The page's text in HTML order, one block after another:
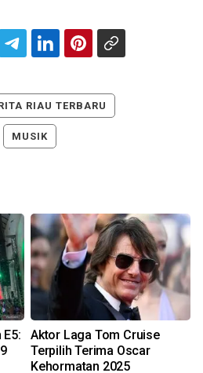
RIAU TERBARU
MUSIK
Aktor Laga Tom Cruise
Terpilih Terima Oscar
Kehormatan 2025